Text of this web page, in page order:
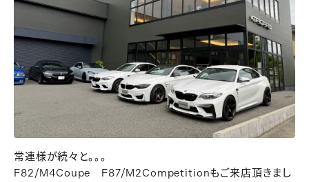
常連様が続々と。。。
F82/M4Coupe F87/M2Competitionもご来店頂きまし